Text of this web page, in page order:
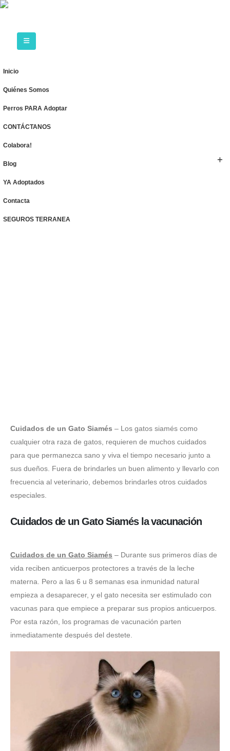
Inicio
Quiénes Somos
Perros PARA Adoptar
CONTÁCTANOS
Colabora!
Blog
YA Adoptados
Contacta
SEGUROS TERRANEA
Cuidados de un Gato Siamés – Los gatos siamés como
cualquier otra raza de gatos, requieren de muchos cuidados
para que permanezca sano y viva el tiempo necesario junto a
sus dueños. Fuera de brindarles un buen alimento y llevarlo con
frecuencia al veterinario, debemos brindarles otros cuidados
especiales.
Cuidados de un Gato Siamés la vacunación
Cuidados de un Gato Siamés – Durante sus primeros días de
vida reciben anticuerpos protectores a través de la leche
materna. Pero a las 6 u 8 semanas esa inmunidad natural
empieza a desaparecer, y el gato necesita ser estimulado con
vacunas para que empiece a preparar sus propios anticuerpos.
Por esta razón, los programas de vacunación parten
inmediatamente después del destete.